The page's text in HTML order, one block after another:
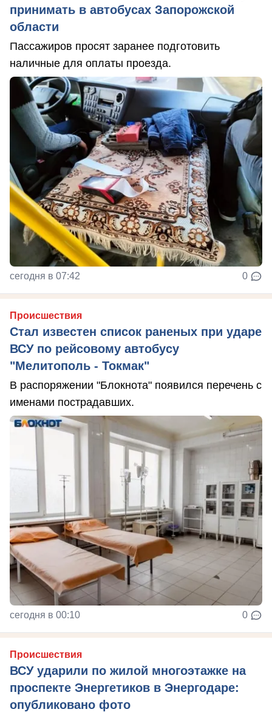
принимать в автобусах Запорожской
области
Пассажиров просят заранее подготовить
наличные для оплаты проезда.
сегодня в 07:42 0
Происшествия
Стал известен список раненых при ударе
ВСУ по рейсовому автобусу
"Мелитополь - Токмак"
В распоряжении "Блокнота" появился перечень с
именами пострадавших.
сегодня в 00:10 0
Происшествия
ВСУ ударили по жилой многоэтажке на
проспекте Энергетиков в Энергодаре:
опубликовано фото